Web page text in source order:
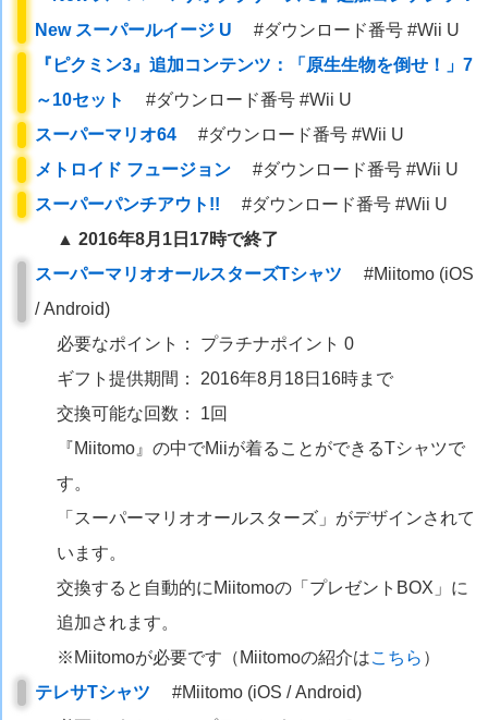
New スーパールイージ U
#ダウンロード番号 #Wii U
『ピクミン3』追加コンテンツ：「原生生物を倒せ！」7
～10セット
#ダウンロード番号 #Wii U
スーパーマリオ64
#ダウンロード番号 #Wii U
メトロイド フュージョン
#ダウンロード番号 #Wii U
スーパーパンチアウト!!
#ダウンロード番号 #Wii U
▲ 2016年8月1日17時で終了
スーパーマリオオールスターズTシャツ
#Miitomo (iOS
/ Android)
必要なポイント： プラチナポイント 0
ギフト提供期間： 2016年8月18日16時まで
交換可能な回数： 1回
『Miitomo』の中でMiiが着ることができるTシャツで
す。
「スーパーマリオオールスターズ」がデザインされて
います。
交換すると自動的にMiitomoの「プレゼントBOX」に
追加されます。
※Miitomoが必要です（Miitomoの紹介はこちら ）
テレサTシャツ
#Miitomo (iOS / Android)